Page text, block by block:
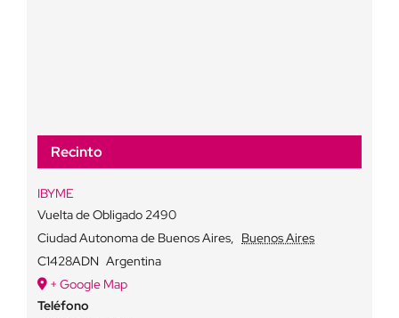
Recinto
IBYME
Vuelta de Obligado 2490
Ciudad Autonoma de Buenos Aires, Buenos Aires
C1428ADN Argentina
+ Google Map
Teléfono